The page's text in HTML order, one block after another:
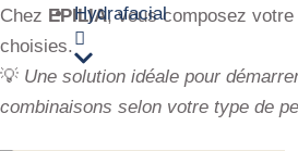
Hydrafacial
Chez EPILIA, vous composez
choisies.
💡 Une solution idéale pour
combinaisons selon votre type de